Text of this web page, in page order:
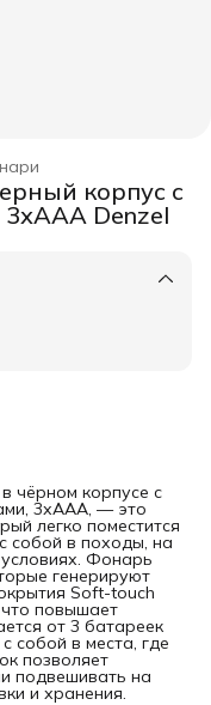
корпус с
3хААА Denzel
чёрном корпусе с
3хААА, — это
легко поместится
собой в походы, на
Фонарь
генерируют
Soft-touch
повышает
от 3 батареек
собой в места, где
позволяет
подвешивать на
и хранения.